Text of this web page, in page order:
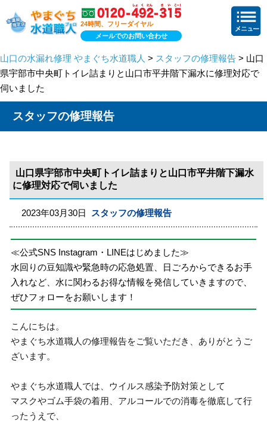
24時間、フリーダイヤル
メールでのお問い合わせ
山口の水漏れ修理 やまぐち水道職人 > スタッフの修理報告 > 山口
県宇部市中央町トイレ詰まりと山口市平井階下漏水に修理対応で
伺いました
スタッフの修理報告
山口県宇部市中央町トイレ詰まりと山口市平井階下漏水
に修理対応で伺いました
2023年03月30日 スタッフの修理報告
≪公式SNS Instagram・LINEはじめました≫
水回りの豆知識や緊急時の応急処置、日ごろからできるお手
入れなど、水に関わるお得な情報を発信していきますので、
ぜひフォローをお願いします！
こんにちは。
やまぐち水道職人の修理報告をご覧いただき、ありがとうご
ざいます。
やまぐち水道職人では、ウイルス感染予防対策として
マスクやゴム手袋の着用、アルコールでの消毒を徹底して行
ったうえで、